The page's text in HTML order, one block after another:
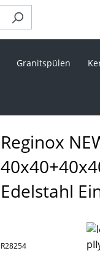
Granitspülen
Reginox
Edelstahl
R28254